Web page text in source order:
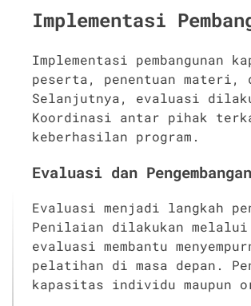
Implementasi
Implementasi pembangunan
peserta, penentuan materi,
Selanjutnya, evaluasi
Koordinasi antar pihak
keberhasilan program.
Evaluasi dan
Evaluasi menjadi langkah
Penilaian dilakukan
evaluasi membantu
pelatihan di masa depan.
kapasitas individu maupun